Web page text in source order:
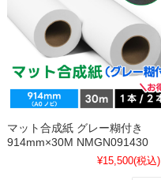
マット合成紙 グレー糊付き
914mm×30M NMGN091430
¥15,500(税込)